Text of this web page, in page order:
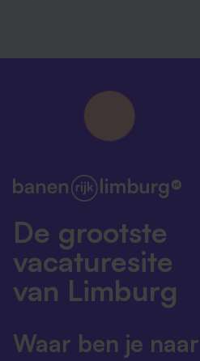
De grootste
vacaturesite
van Limburg
Waar ben je